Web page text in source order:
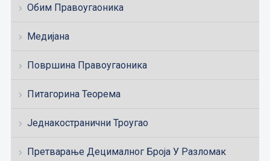
Обим Правоугаоника
Медијана
Површина Правоугаоника
Питагорина Теорема
Једнакостранични Троугао
Претварање Децималног Броја У Разломак